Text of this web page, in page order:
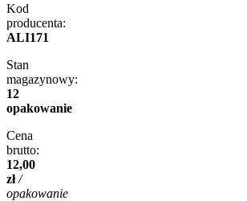
Kod
producenta:
ALI171
Stan
magazynowy:
12
opakowanie
Cena
brutto:
12,00
zł /
opakowanie